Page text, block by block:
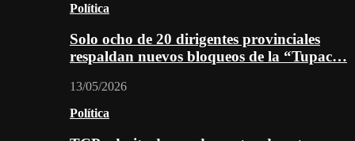
Política
Solo ocho de 20 dirigentes provinciales
respaldan nuevos bloqueos de la “Tupac…
13/05/2026
Política